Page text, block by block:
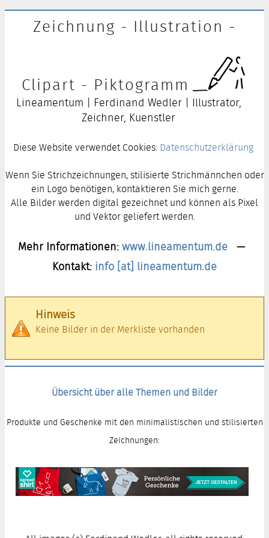
Zeichnung - Illustration -
Clipart - Piktogramm
Lineamentum | Ferdinand Wedler | Illustrator,
Zeichner, Kuenstler
Diese Website verwendet Cookies: Datenschutzerklärung
Wenn Sie Strichzeichnungen, stilisierte Strichmännchen oder
ein Logo benötigen, kontaktieren Sie mich gerne.
Alle Bilder werden digital gezeichnet und können als Pixel
und Vektor geliefert werden.
Mehr Informationen:www.lineamentum.de —
Kontakt: info [at] lineamentum.de
Hinweis
Keine Bilder in der Merkliste vorhanden
Übersicht über alle Themen und Bilder
Produkte und Geschenke mit den minimalistischen und stilisierten
Zeichnungen: